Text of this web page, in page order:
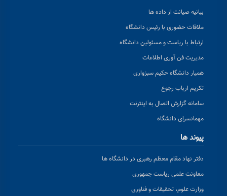
بیانیه صیانت از داده ها
ملاقات حضوری با رئیس دانشگاه
ارتباط با ریاست و مسئولین دانشگاه
مدیریت فن آوری اطلاعات
همیار دانشگاه حکیم سبزواری
تکریم ارباب رجوع
سامانه گزارش اتصال به اینترنت
مهمانسرای دانشگاه
پیوند ها
دفتر نهاد مقام معظم رهبری در دانشگاه ها
معاونت علمی ریاست جمهوری
وزارت علوم، تحقیقات و فناوری